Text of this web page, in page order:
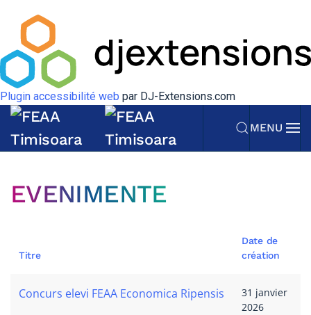
Plugin accessibilité web par DJ-Extensions.com
MENU
EVENIMENTE
Titre
Date de
création
Concurs elevi FEAA Economica Ripensis
31 janvier
2026